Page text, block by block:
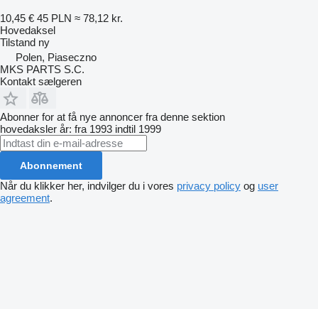
10,45 € 45 PLN ≈ 78,12 kr.
Hovedaksel
Tilstand ny
Polen, Piaseczno
MKS PARTS S.C.
Kontakt sælgeren
Abonner for at få nye annoncer fra denne sektion
hovedaksler år: fra 1993 indtil 1999
Abonnement
Når du klikker her, indvilger du i vores privacy policy og user
agreement.